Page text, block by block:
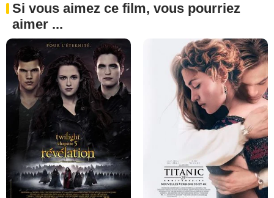
Si vous aimez ce film, vous pourriez
aimer ...